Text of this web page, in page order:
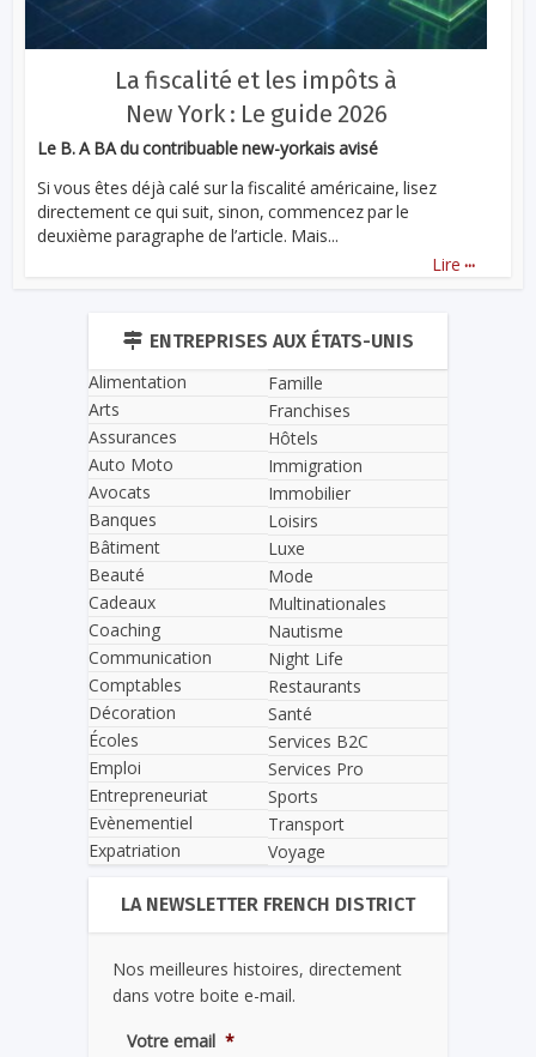
La fiscalité et les impôts à
New York : Le guide 2026
Le B. A BA du contribuable new-yorkais avisé
Si vous êtes déjà calé sur la fiscalité américaine, lisez
directement ce qui suit, sinon, commencez par le
deuxième paragraphe de l’article. Mais...
Lire ...
ENTREPRISES AUX ÉTATS-UNIS
Alimentation
Arts
Assurances
Auto Moto
Avocats
Banques
Bâtiment
Beauté
Cadeaux
Coaching
Communication
Comptables
Décoration
Écoles
Emploi
Entrepreneuriat
Evènementiel
Expatriation
Famille
Franchises
Hôtels
Immigration
Immobilier
Loisirs
Luxe
Mode
Multinationales
Nautisme
Night Life
Restaurants
Santé
Services B2C
Services Pro
Sports
Transport
Voyage
LA NEWSLETTER FRENCH DISTRICT
Nos meilleures histoires, directement
dans votre boite e-mail.
Votre email *